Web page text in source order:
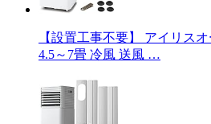
【設置工事不要】 アイリス
4.5～7畳 冷風 送風 …